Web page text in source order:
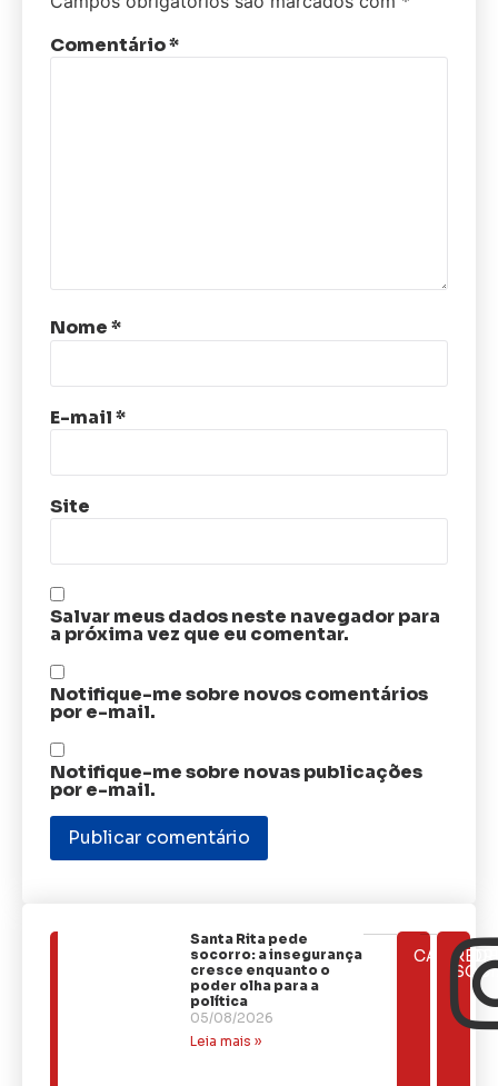
Comentário*
Nome*
E-mail*
Site
Salvar meus dados neste navegador para
a próxima vez que eu comentar.
Notifique-me sobre novos comentários
por e-mail.
Notifique-me sobre novas publicações
por e-mail.
Santa Rita pede
socorro: a insegurança
cresce enquanto o
poder olha para a
política
05/08/2026
Leia mais »